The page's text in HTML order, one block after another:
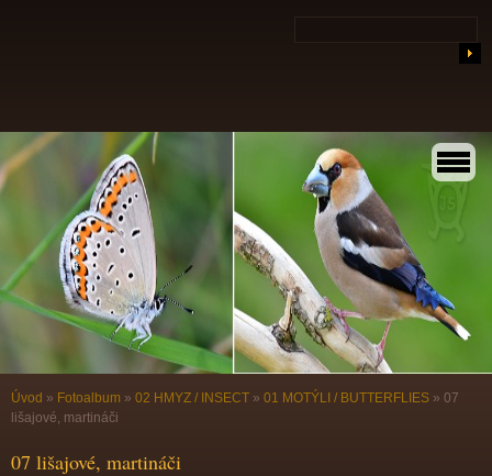
Úvod » Fotoalbum » 02 HMYZ / INSECT » 01 MOTÝLI / BUTTERFLIES » 07
lišajové, martináči
07 lišajové, martináči